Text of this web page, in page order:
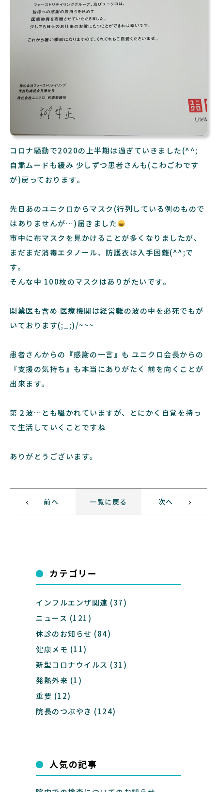
コロナ騒動で2020の上半期は過ぎていきました(^^;
自粛ムードも緩み 少しずつ患者さんも(こわごわです
が)戻っております。
先日あのユニクロからマスク(行列している例のもので
はありませんが…)届きました
市中に布マスクを見かけることが多くなりましたが、
まだまだ消毒エタノール、防護衣は入手困難(^^;で
す。
そんな中 100枚のマスクはありがたいです。
開業医も含め 医療機関は経営難の波の中を必死でもが
いております(;_;)/~~~
患者さんからの『感謝の一言』も ユニクロ会長からの
『支援の気持ち』も本当にありがたく 前を向くことが
出来ます。
第２波…とも囁かれていますが、とにかく自覚を持っ
て生活していくことですね
ありがとうございます。
前へ 一覧に戻る 次へ
カテゴリー
インフルエンザ関連 (37)
ニュース (121)
休診のお知らせ (84)
健康メモ (11)
新型コロナウイルス (31)
発熱外来 (1)
重要 (12)
院長のつぶやき (124)
人気の記事